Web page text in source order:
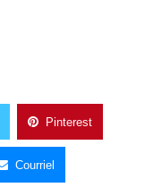
Pinterest
Courriel